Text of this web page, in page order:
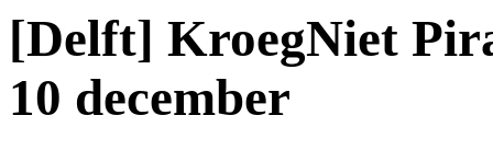
[Delft] KroegNiet
10 december